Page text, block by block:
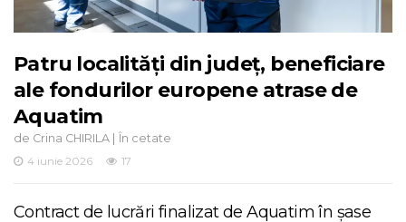
Patru localități din județ, beneficiare
ale fondurilor europene atrase de
Aquatim
de Crina CHIRILA | În cetate
4 iunie 2026
17
Contract de lucrări finalizat de Aquatim în șase